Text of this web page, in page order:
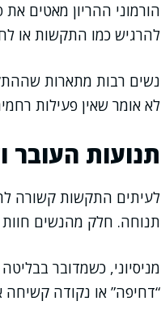
הורמוני ההריון מאטים
להרגיש כמו התקשות או
נשים רבות מתארות
לא אומר שאין פעילות
תנועות העובר
לעיתים התקשות קשורה
תנוחה. חלק מהנשים
מניסיוני, כשמדובר
“דחיפה” או נקודה